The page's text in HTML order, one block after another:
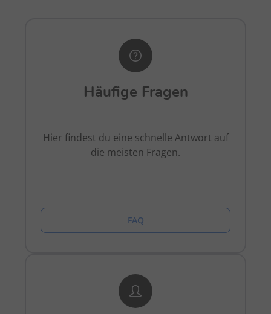
Häufige Fragen
Hier findest du eine schnelle Antwort auf
die meisten Fragen.
FAQ